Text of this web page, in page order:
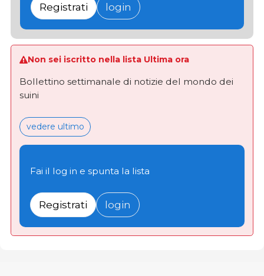
Registrati login
Non sei iscritto nella lista Ultima ora
Bollettino settimanale di notizie del mondo dei
suini
vedere ultimo
Fai il log in e spunta la lista
Registrati login